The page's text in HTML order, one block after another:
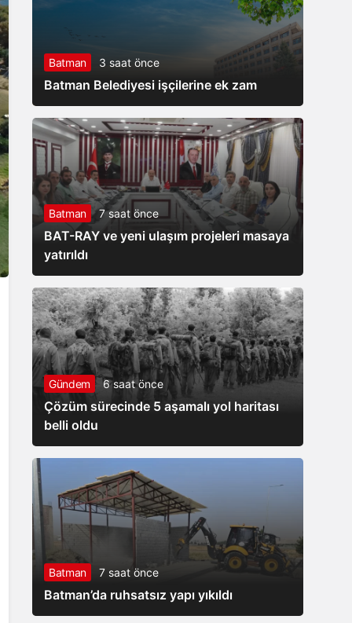
yoğun
saha
Batman 3 saat önce
Batman Belediyesi işçilerine ek zam
Batman 7 saat önce
BAT-RAY ve yeni ulaşım projeleri masaya
yatırıldı
Gündem 6 saat önce
Çözüm sürecinde 5 aşamalı yol haritası
belli oldu
Batman 7 saat önce
Batman’da ruhsatsız yapı yıkıldı